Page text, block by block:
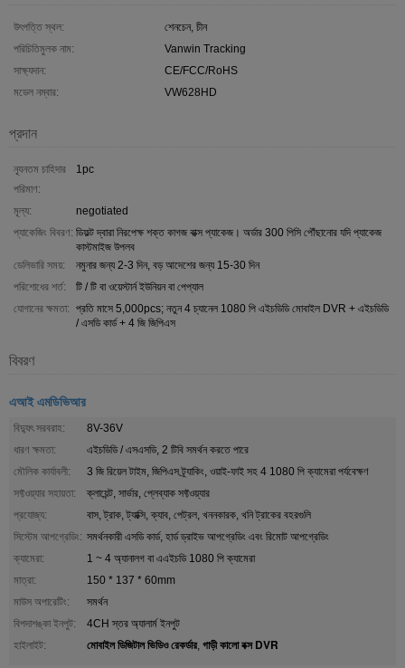
উৎপত্তি স্থল:
শেনচেন, চীন
পরিচিতিমুলক নাম:
Vanwin Tracking
সাক্ষ্যদান:
CE/FCC/RoHS
মডেল নম্বার:
VW628HD
প্রদান
ন্যূনতম চাহিদার
পরিমাণ:
1pc
মূল্য:
negotiated
প্যাকেজিং বিবরণ: ডিফল্ট দ্বারা নিরপেক্ষ শক্ত কাগজ বাক্স প্যাকেজ। অর্ডার 300 পিসি পৌঁছানোর যদি প্যাকেজ
কাস্টমাইজ উপলব
ডেলিভারি সময়:
নমুনার জন্য 2-3 দিন, বড় আদেশের জন্য 15-30 দিন
পরিশোধের শর্ত:
টি / টি বা ওয়েস্টার্ন ইউনিয়ন বা পেপ্যাল
যোগানের ক্ষমতা: প্রতি মাসে 5,000pcs; নতুন 4 চ্যানেল 1080 পি এইচডিডি মোবাইল DVR + এইচডিডি
/ এসডি কার্ড + 4 জি জিপিএস
বিবরণ
এআই এমডিভিআর
বিদ্যুৎ সরবরাহ:
8V-36V
ধারণ ক্ষমতা:
এইচডিডি / এসএসডি, 2 টিবি সমর্থন করতে পারে
মৌলিক কার্যাবলী:
3 জি রিয়েল টাইম, জিপিএস ট্র্যাকিং, ওয়াই-ফাই সহ 4 1080 পি ক্যামেরা পর্যবেক্ষণ
সফ্টওয়্যার সহায়তা:
ক্লায়েন্ট, সার্ভার, প্লেব্যাক সফ্টওয়্যার
প্রযোজ্য:
বাস, ট্রাক, ট্যাক্সি, ক্যাব, পেট্রল, খননকারক, খনি ট্রাকের বহরগুলি
সিস্টেম আপগ্রেডিং: সমর্থনকারী এসডি কার্ড, হার্ড ড্রাইভ আপগ্রেডিং এবং রিমোট আপগ্রেডিং
ক্যামেরা:
1 ~ 4 অ্যানালগ বা এএইচডি 1080 পি ক্যামেরা
মাত্রা:
150 * 137 * 60mm
মাউস অপারেটিং:
সমর্থন
বিপদাশঙ্কা ইনপুট:
4CH স্তর অ্যালার্ম ইনপুট
হাইলাইট:
মোবাইল ডিজিটাল ভিডিও রেকর্ডার, গাড়ী কালো বক্স DVR